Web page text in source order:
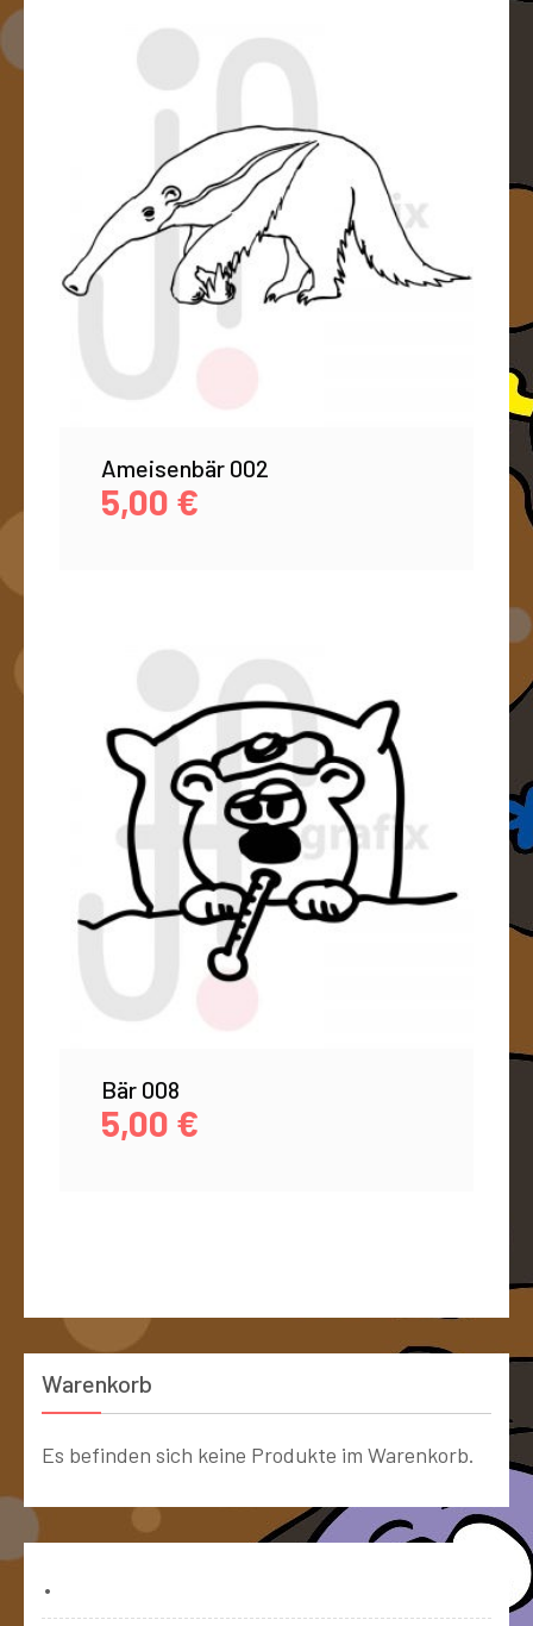
Ameisenbär 002
5,00 €
Bär 008
5,00 €
Warenkorb
Es befinden sich keine Produkte im Warenkorb.